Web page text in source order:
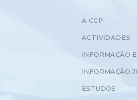
A CCP
ACTIVIDADES
INFORMAÇÃO
INFORMAÇÃO
ESTUDOS